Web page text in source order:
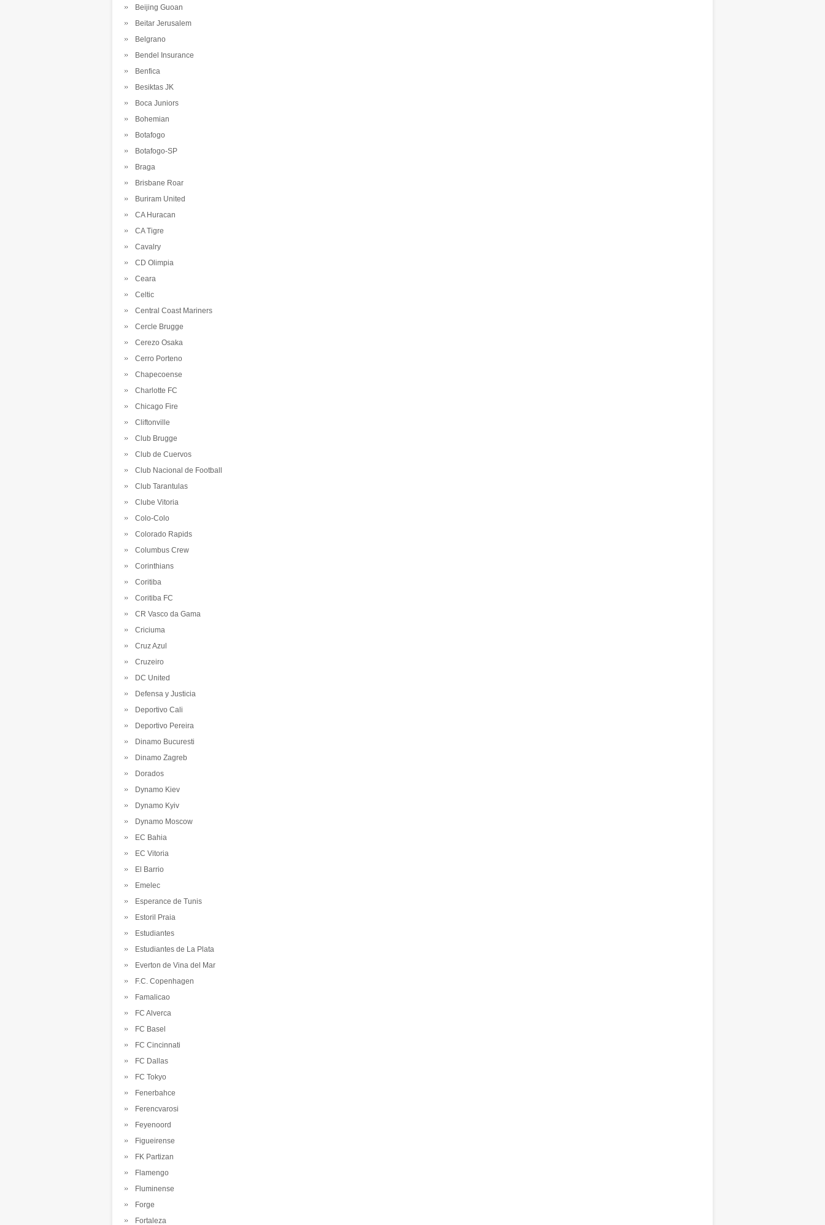
Beijing Guoan
Beitar Jerusalem
Belgrano
Bendel Insurance
Benfica
Besiktas JK
Boca Juniors
Bohemian
Botafogo
Botafogo-SP
Braga
Brisbane Roar
Buriram United
CA Huracan
CA Tigre
Cavalry
CD Olimpia
Ceara
Celtic
Central Coast Mariners
Cercle Brugge
Cerezo Osaka
Cerro Porteno
Chapecoense
Charlotte FC
Chicago Fire
Cliftonville
Club Brugge
Club de Cuervos
Club Nacional de Football
Club Tarantulas
Clube Vitoria
Colo-Colo
Colorado Rapids
Columbus Crew
Corinthians
Coritiba
Coritiba FC
CR Vasco da Gama
Criciuma
Cruz Azul
Cruzeiro
DC United
Defensa y Justicia
Deportivo Cali
Deportivo Pereira
Dinamo Bucuresti
Dinamo Zagreb
Dorados
Dynamo Kiev
Dynamo Kyiv
Dynamo Moscow
EC Bahia
EC Vitoria
El Barrio
Emelec
Esperance de Tunis
Estoril Praia
Estudiantes
Estudiantes de La Plata
Everton de Vina del Mar
F.C. Copenhagen
Famalicao
FC Alverca
FC Basel
FC Cincinnati
FC Dallas
FC Tokyo
Fenerbahce
Ferencvarosi
Feyenoord
Figueirense
FK Partizan
Flamengo
Fluminense
Forge
Fortaleza